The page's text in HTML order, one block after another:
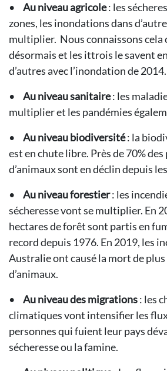
•
Au niveau agricole: les
zones, les inondations dans
multiplier. Nous connaissons cela
désormais et les ittrois le savent
d’autres avec l’inondation de 2014.
•
Au niveau sanitaire: les
multiplier et les pandémies
•
Au niveau biodiversité: la
est en chute libre. Près de 70%
d’animaux sont en déclin depuis
•
Au niveau forestier: les
sécheresse vont se multiplier. En
hectares de forêt sont partis en
record depuis 1976. En 2019, les
Australie ont causé la mort de
d’animaux.
•
Au niveau des migrations: les
climatiques vont intensifier les
personnes qui fuient leur pays
sécheresse ou la famine.